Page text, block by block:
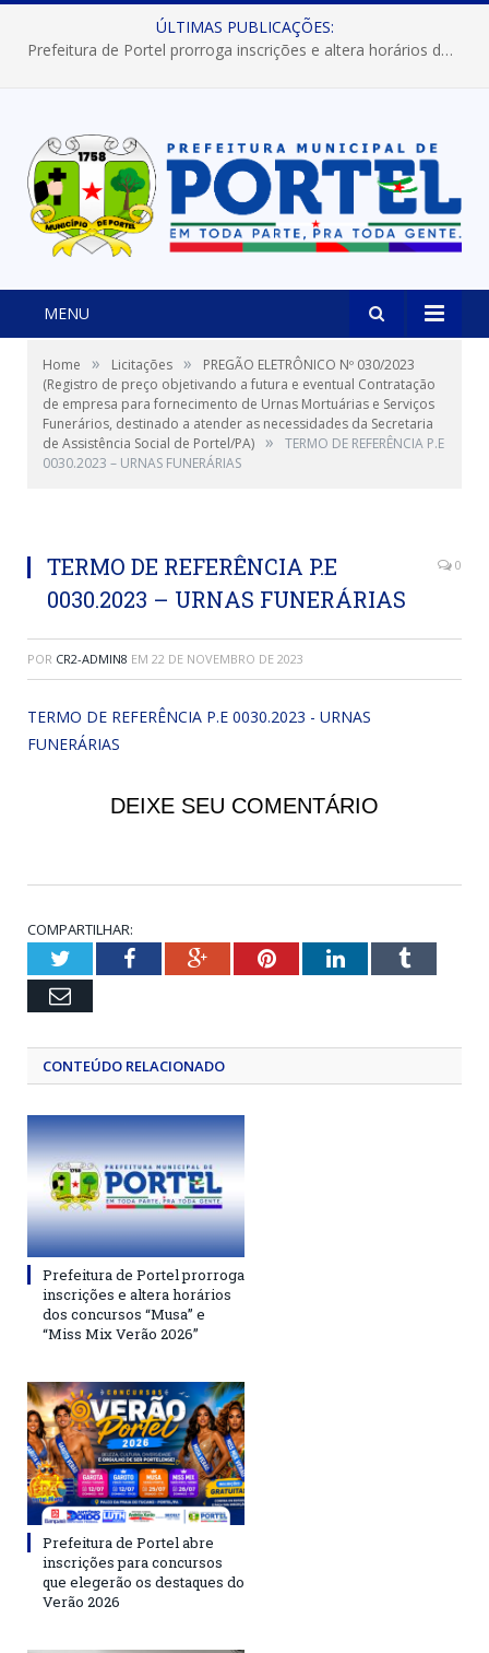
ÚLTIMAS PUBLICAÇÕES:
Prefeitura de Portel prorroga inscrições e altera horários dos concursos “Musa” e “Miss Mix Verão 2026”
MENU
Home » Licitações »
PREGÃO ELETRÔNICO Nº 030/2023
(Registro de preço objetivando a futura e eventual Contratação
de empresa para fornecimento de Urnas Mortuárias e Serviços
Funerários, destinado a atender as necessidades da Secretaria
de Assistência Social de Portel/PA) »
TERMO DE REFERÊNCIA P.E
0030.2023 – URNAS FUNERÁRIAS
TERMO DE REFERÊNCIA P.E
0030.2023 – URNAS FUNERÁRIAS
0
POR CR2-ADMIN8 EM 22 DE NOVEMBRO DE 2023
TERMO DE REFERÊNCIA P.E 0030.2023 - URNAS
FUNERÁRIAS
DEIXE SEU COMENTÁRIO
COMPARTILHAR:
TwitterFacebookGoogle+PinterestLinkedInTumblr
Email
CONTEÚDO RELACIONADO
Prefeitura de Portel prorroga
inscrições e altera horários
dos concursos “Musa” e
“Miss Mix Verão 2026”
Prefeitura de Portel abre
inscrições para concursos
que elegerão os destaques do
Verão 2026